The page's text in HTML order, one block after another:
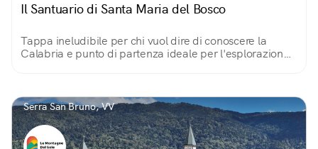
Il Santuario di Santa Maria del Bosco
Tappa ineludibile per chi vuol dire di conoscere la
Calabria e punto di partenza ideale per l'esplorazione
Serra San Bruno, VV